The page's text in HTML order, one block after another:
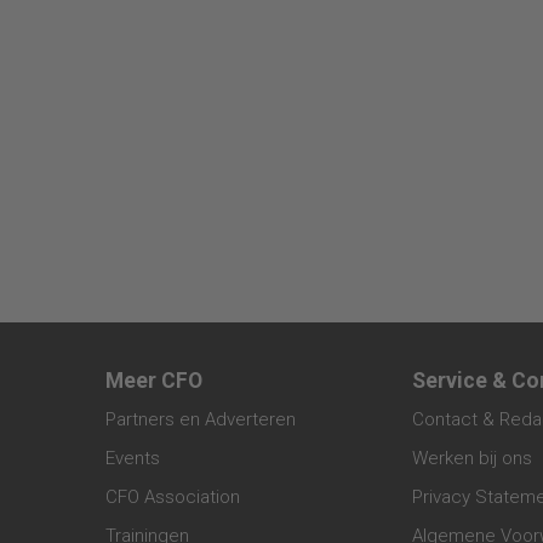
Meer CFO
Partners en Adverteren
Events
CFO Association
Trainingen
Service &
Contact &
Werken bij ons
Privacy
Algemene